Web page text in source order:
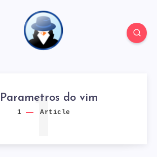
Parametros do vim
1 Article
1